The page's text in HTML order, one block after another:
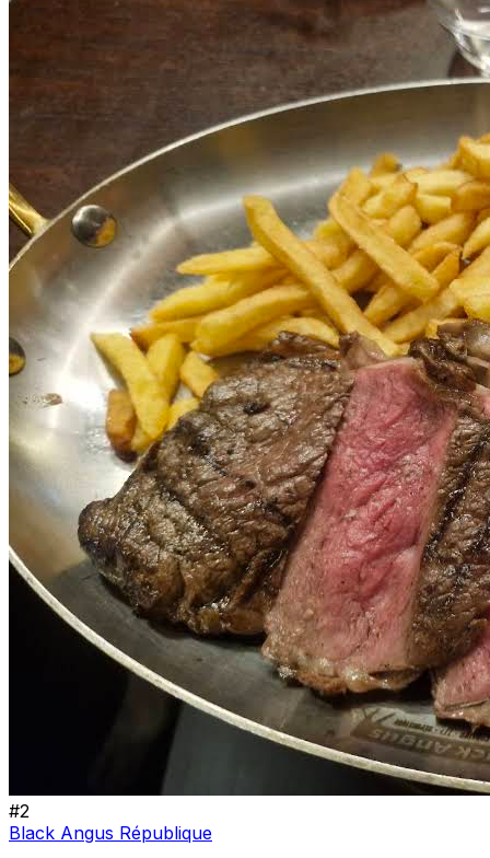
#2
Black Angus République